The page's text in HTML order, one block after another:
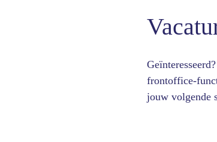
frontoffice-
jouw volgende